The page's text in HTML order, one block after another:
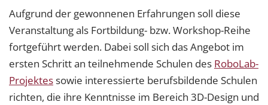
Aufgrund der gewonnenen Erfahrungen soll diese
Veranstaltung als Fortbildung- bzw. Workshop-Reihe
fortgeführt werden. Dabei soll sich das Angebot im
ersten Schritt an teilnehmende Schulen des RoboLab-
Projektessowie interessierte berufsbildende Schulen
richten, die ihre Kenntnisse im Bereich 3D-Design und